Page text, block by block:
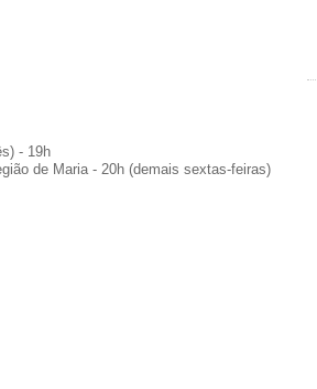
- 19h
de Maria - 20h (demais sextas-feiras)